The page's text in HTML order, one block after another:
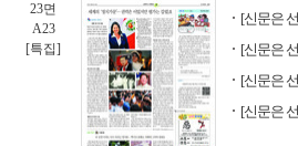
23면
A23
[특집]
[신문은
[신문은
[신문은
[신문은